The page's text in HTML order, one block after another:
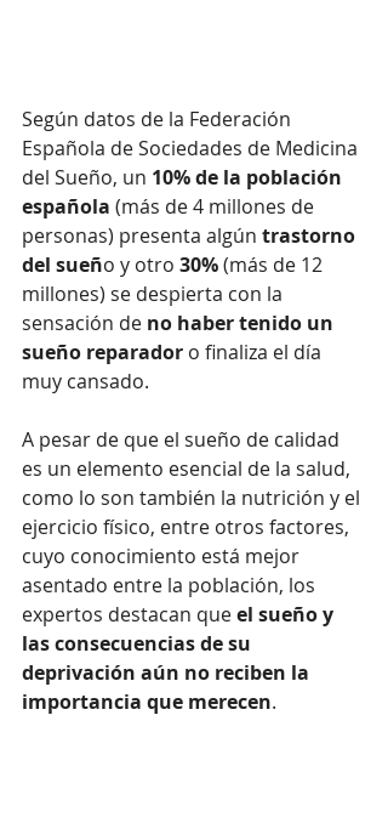
Según datos de la Federación
Española de Sociedades de Medicina
del Sueño, un 10% de la población
española (más de 4 millones de
personas) presenta algún trastorno
del sueño y otro 30% (más de 12
millones) se despierta con la
sensación de no haber tenido un
sueño reparador o finaliza el día
muy cansado.
A pesar de que el sueño de calidad
es un elemento esencial de la salud,
como lo son también la nutrición y el
ejercicio físico, entre otros factores,
cuyo conocimiento está mejor
asentado entre la población, los
expertos destacan que el sueño y
las consecuencias de su
deprivación aún no reciben la
importancia que merecen.